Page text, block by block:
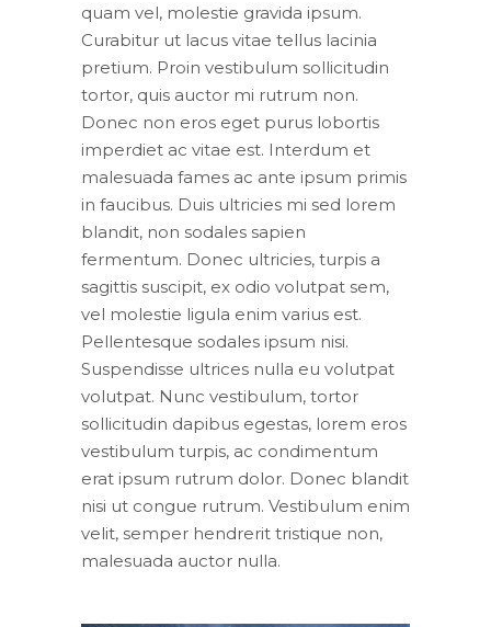
quam vel, molestie gravida ipsum.
Curabitur ut lacus vitae tellus lacinia
pretium. Proin vestibulum sollicitudin
tortor, quis auctor mi rutrum non.
Donec non eros eget purus lobortis
imperdiet ac vitae est. Interdum et
malesuada fames ac ante ipsum primis
in faucibus. Duis ultricies mi sed lorem
blandit, non sodales sapien
fermentum. Donec ultricies, turpis a
sagittis suscipit, ex odio volutpat sem,
vel molestie ligula enim varius est.
Pellentesque sodales ipsum nisi.
Suspendisse ultrices nulla eu volutpat
volutpat. Nunc vestibulum, tortor
sollicitudin dapibus egestas, lorem eros
vestibulum turpis, ac condimentum
erat ipsum rutrum dolor. Donec blandit
nisi ut congue rutrum. Vestibulum enim
velit, semper hendrerit tristique non,
malesuada auctor nulla.